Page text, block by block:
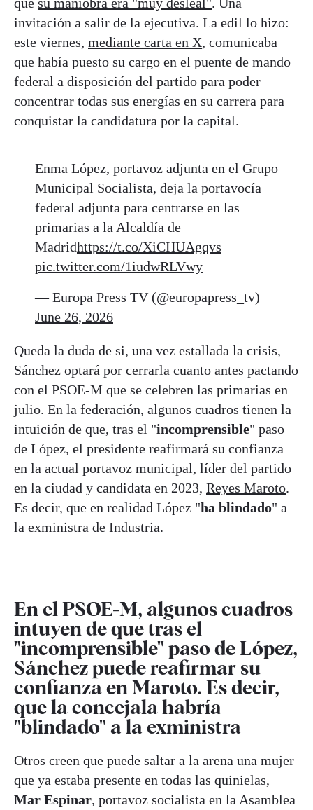
invitación a salir de la ejecutiva. La edil lo hizo:
este viernes, mediante carta en X, comunicaba
que había puesto su cargo en el puente de mando
federal a disposición del partido para poder
concentrar todas sus energías en su carrera para
conquistar la candidatura por la capital.
Enma López, portavoz adjunta en el Grupo
Municipal Socialista, deja la portavocía
federal adjunta para centrarse en las
primarias a la Alcaldía de
Madridhttps://t.co/XiCHUAgqvs
pic.twitter.com/1iudwRLVwy
— Europa Press TV (@europapress_tv)
June 26, 2026
Queda la duda de si, una vez estallada la crisis,
Sánchez optará por cerrarla cuanto antes pactando
con el PSOE-M que se celebren las primarias en
julio. En la federación, algunos cuadros tienen la
intuición de que, tras el "incomprensible" paso
de López, el presidente reafirmará su confianza
en la actual portavoz municipal, líder del partido
en la ciudad y candidata en 2023, Reyes Maroto.
Es decir, que en realidad López "ha blindado" a
la exministra de Industria.
En el PSOE-M, algunos cuadros
intuyen de que tras el
"incomprensible" paso de López,
Sánchez puede reafirmar su
confianza en Maroto. Es decir,
que la concejala habría
"blindado" a la exministra
Otros creen que puede saltar a la arena una mujer
que ya estaba presente en todas las quinielas,
Mar Espinar, portavoz socialista en la Asamblea